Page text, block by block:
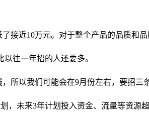
接近10万元。对于整个产品的品质和
往一年招的人还要多。
所以我们可能会在9月份左右，要招三
未来3年计划投入资金、流量等资源